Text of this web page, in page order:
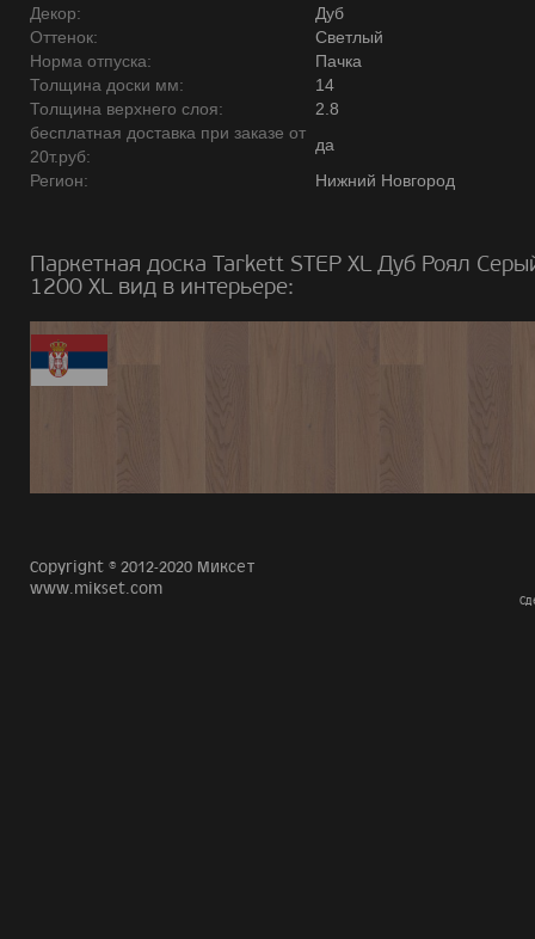
Декор:
Дуб
Оттенок:
Светлый
Норма отпуска:
Пачка
Толщина доски мм:
14
Толщина верхнего слоя:
2.8
бесплатная доставка при заказе от
20т.руб:
да
Регион:
Нижний Новгород
Паркетная доска Tarkett STEP XL Дуб Роял
1200 ХL вид в интерьере:
Copyright © 2012-2020 Миксет
www.mikset.com